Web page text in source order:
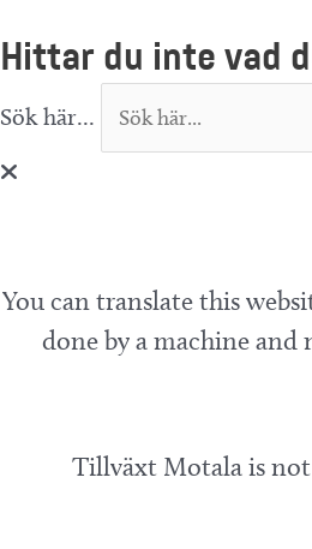
Hittar du inte vad
Sök här...
You can translate this
done by a machine and
Tillväxt Motala is not